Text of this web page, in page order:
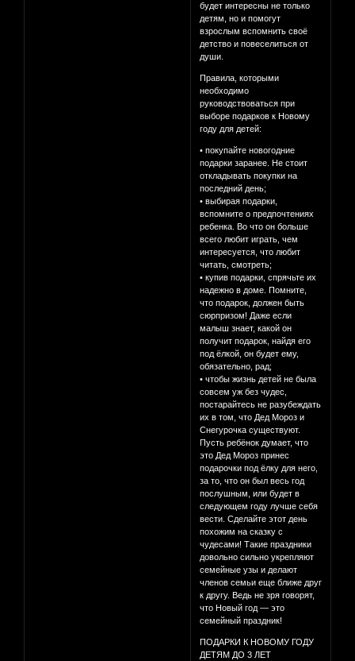
будет интересны не только
детям, но и помогут
взрослым вспомнить своё
детство и повеселиться от
души.
Правила, которыми
необходимо
руководствоваться при
выборе подарков к Новому
году для детей:
• покупайте новогодние
подарки заранее. Не стоит
откладывать покупки на
последний день;
• выбирая подарки,
вспомните о предпочтениях
ребенка. Во что он больше
всего любит играть, чем
интересуется, что любит
читать, смотреть;
• купив подарки, спрячьте их
надежно в доме. Помните,
что подарок, должен быть
сюрпризом! Даже если
малыш знает, какой он
получит подарок, найдя его
под ёлкой, он будет ему,
обязательно, рад;
• чтобы жизнь детей не была
совсем уж без чудес,
постарайтесь не разубеждать
их в том, что Дед Мороз и
Снегурочка существуют.
Пусть ребёнок думает, что
это Дед Мороз принес
подарочки под ёлку для него,
за то, что он был весь год
послушным, или будет в
следующем году лучше себя
вести. Сделайте этот день
похожим на сказку с
чудесами! Такие праздники
довольно сильно укрепляют
семейные узы и делают
членов семьи еще ближе друг
к другу. Ведь не зря говорят,
что Новый год — это
семейный праздник!
ПОДАРКИ К НОВОМУ ГОДУ
ДЕТЯМ ДО 3 ЛЕТ